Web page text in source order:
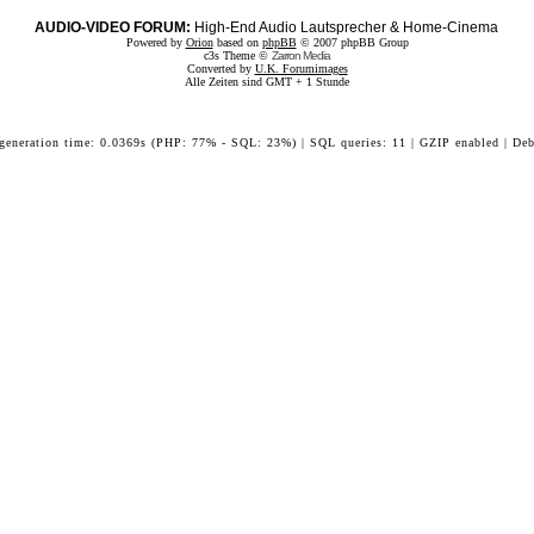
AUDIO-VIDEO FORUM: High-End Audio Lautsprecher & Home-Cinema
Powered by Orionbased on phpBB© 2007 phpBB Group
c3s Theme © Zarron Media
Converted by U.K. Forumimages
Alle Zeiten sind GMT + 1 Stunde
time: 0.0369s (PHP: 77% - SQL: 23%) | SQL queries: 11 | GZIP enabled |